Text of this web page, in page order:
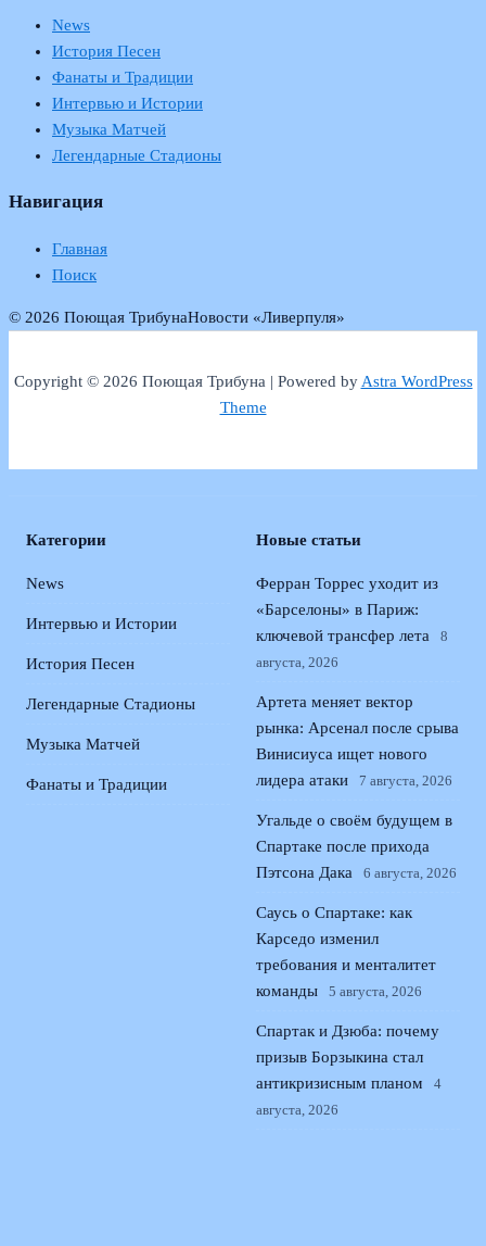
News
История Песен
Фанаты и Традиции
Интервью и Истории
Музыка Матчей
Легендарные Стадионы
Навигация
Главная
Поиск
© 2026 Поющая ТрибунаНовости «Ливерпуля»
Copyright © 2026 Поющая Трибуна | Powered byAstra WordPress
Theme
Категории
News
Интервью и Истории
История Песен
Легендарные Стадионы
Музыка Матчей
Фанаты и Традиции
Новые статьи
Ферран Торрес уходит из
«Барселоны» в Париж:
ключевой трансфер лета
8
августа, 2026
Артета меняет вектор
рынка: Арсенал после срыва
Винисиуса ищет нового
лидера атаки
7 августа, 2026
Угальде о своём будущем в
Спартаке после прихода
Пэтсона Дака
6 августа, 2026
Саусь о Спартаке: как
Карседо изменил
требования и менталитет
команды
5 августа, 2026
Спартак и Дзюба: почему
призыв Борзыкина стал
антикризисным планом
4
августа, 2026